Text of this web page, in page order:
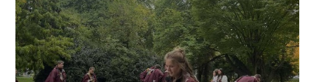
la
fiche
complète
de
Alice